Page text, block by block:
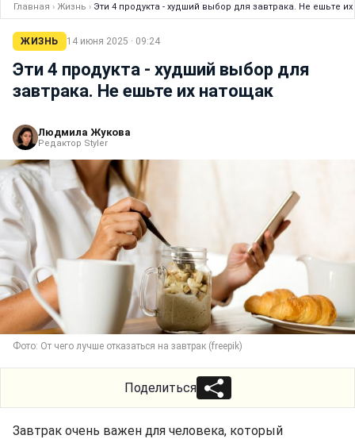
Главная › Жизнь › Эти 4 продукта - худший выбор для завтрака. Не ешьте
ЖИЗНЬ 14 июня 2025 · 09:24
Эти 4 продукта - худший выбор для
завтрака. Не ешьте их натощак
Людмила Жукова
Редактор Styler
Фото: От чего лучше отказаться на завтрак (freepik)
Поделиться
Завтрак очень важен для человека, который